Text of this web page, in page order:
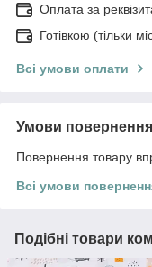
Оплата за
Готівкою (тільки
Всі умови оплати
Умови повернення
Повернення товару
Всі умови
Подібні товари